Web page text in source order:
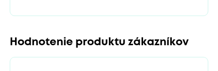
Hodnotenie produktu zákazníkov